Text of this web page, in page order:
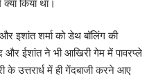
किया था।
इशांत शर्मा को डेथ बॉलिंग की
और ईशांत ने भी आखिरी गेम में पावरप्ले
के उत्तरार्ध में ही गेंदबाजी करने आए